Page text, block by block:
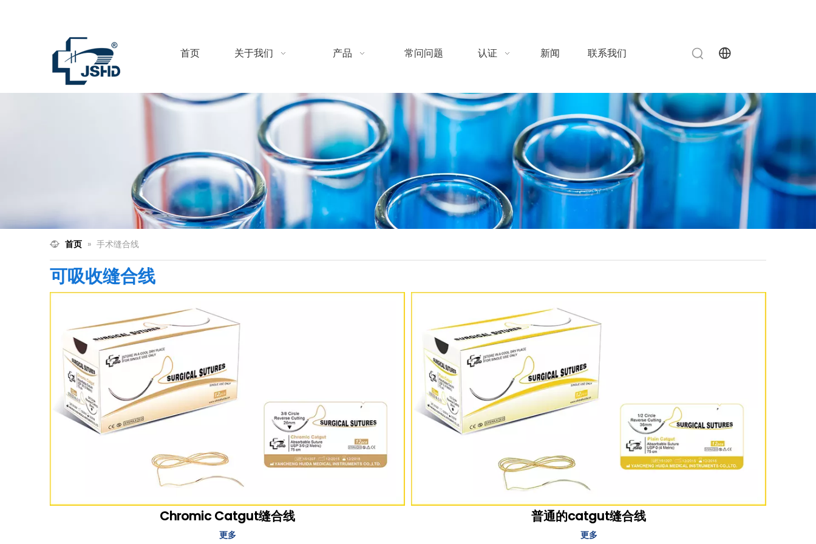
首页 关于我们 产品 常问问题 认证 新闻 联系我们
首页 » 手术缝合线
可吸收缝合线
Chromic Catgut缝合线
更多
普通的catgut缝合线
更多